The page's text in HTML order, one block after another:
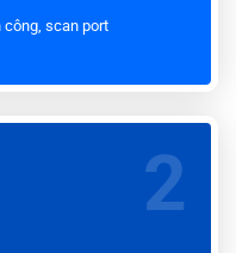
công, scan port
2